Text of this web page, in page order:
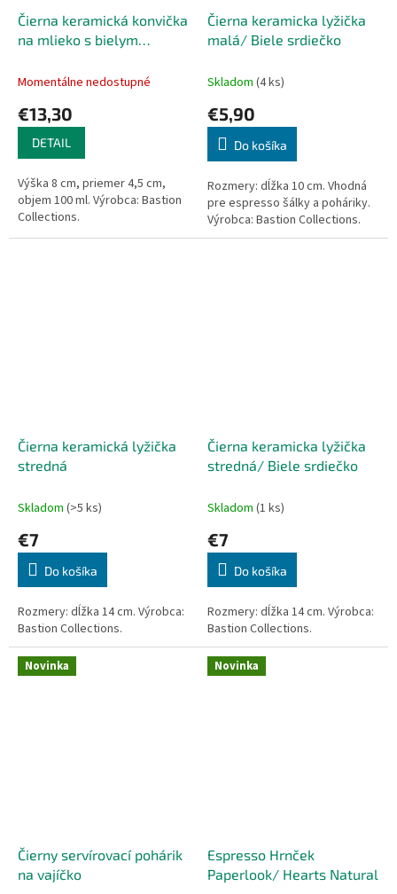
Čierna keramická konvička
na mlieko s bielym
Momentálne nedostupné
€13,30
DETAIL
Výška 8 cm, priemer 4,5 cm,
objem 100 ml. Výrobca: Bastion
Collections.
Čierna keramicka lyžička
malá/ Biele srdiečko
Skladom (4 ks)
€5,90
Do košíka
Rozmery: dĺžka 10 cm. Vhodná
pre espresso šálky a poháriky.
Výrobca: Bastion Collections.
Čierna keramická lyžička
stredná
Skladom (>5 ks)
€7
Do košíka
Rozmery: dĺžka 14 cm. Výrobca:
Bastion Collections.
Čierna keramicka lyžička
stredná/ Biele srdiečko
Skladom (1 ks)
€7
Do košíka
Rozmery: dĺžka 14 cm. Výrobca:
Bastion Collections.
Novinka
Čierny servírovací pohárik
na vajíčko
Novinka
Espresso Hrnček
Paperlook/ Hearts Natural